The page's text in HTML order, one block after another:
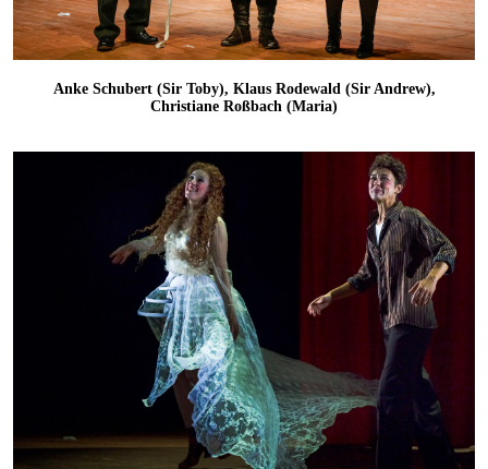
Anke Schubert (Sir Toby), Klaus Rodewald (Sir Andrew),
Christiane Roßbach (Maria)